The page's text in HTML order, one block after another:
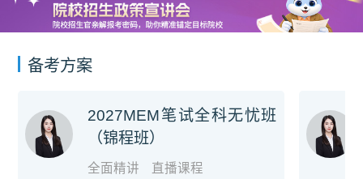
备考方案
2027MEM笔试全科无忧班
（锦程班）
全面精讲 直播课程